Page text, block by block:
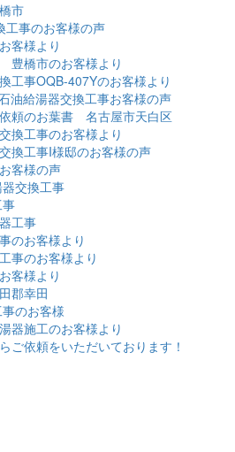
市
工事のお客様の声
客様より
豊橋市のお客様より
工事OQB-407Yのお客様より
油給湯器交換工事お客様の声
頼のお葉書 名古屋市天白区
換工事のお客様より
換工事I様邸のお客様の声
客様の声
交換工事
工事
のお客様より
事のお客様より
客様より
郡幸田
のお客様
器施工のお客様より
ご依頼をいただいております！